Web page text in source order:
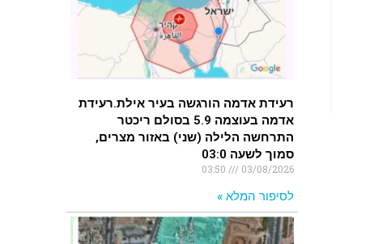
רעידת אדמה הורגשה בעיר אילת.רעידת
אדמה בעוצמה 5.9 בסולם ריכטר
התרחשה הלילה (שני) באזור מצרים,
סמוך לשעה 03:0
03/08/2026
לסיפור המלא »